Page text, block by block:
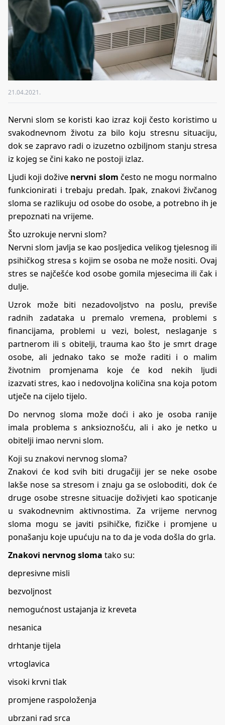
21.04.2021.
Nervni slom se koristi kao izraz koji često koristimo u
svakodnevnom životu za bilo koju stresnu situaciju,
dok se zapravo radi o izuzetno ozbiljnom stanju stresa
iz kojeg se čini kako ne postoji izlaz.
Ljudi koji dožive nervni slom često ne mogu normalno
funkcionirati i trebaju predah. Ipak, znakovi živčanog
sloma se razlikuju od osobe do osobe, a potrebno ih je
prepoznati na vrijeme.
Što uzrokuje nervni slom?
Nervni slom javlja se kao posljedica velikog tjelesnog ili
psihičkog stresa s kojim se osoba ne može nositi. Ovaj
stres se najčešće kod osobe gomila mjesecima ili čak i
dulje.
Uzrok može biti nezadovoljstvo na poslu, previše
radnih zadataka u premalo vremena, problemi s
financijama, problemi u vezi, bolest, neslaganje s
partnerom ili s obitelji, trauma kao što je smrt drage
osobe, ali jednako tako se može raditi i o malim
životnim promjenama koje će kod nekih ljudi
izazvatistres, kao i nedovoljna količina sna koja potom
utječe na cijelo tijelo.
Do nervnog sloma može doći i ako je osoba ranije
imala problema s anksioznošću, ali i ako je netko u
obitelji imao nervni slom.
Koji su znakovi nervnog sloma?
Znakovi će kod svih biti drugačiji jer se neke osobe
lakše nose sa stresom i znaju ga se osloboditi, dok će
druge osobe stresne situacije doživjeti kao spoticanje
u svakodnevnim aktivnostima. Za vrijeme nervnog
sloma mogu se javiti psihičke, fizičke i promjene u
ponašanju koje upućuju na to da je voda došla do grla.
Znakovi nervnog sloma tako su:
depresivne misli
bezvoljnost
nemogućnost ustajanja iz kreveta
nesanica
drhtanje tijela
vrtoglavica
visoki krvni tlak
promjene raspoloženja
ubrzani rad srca